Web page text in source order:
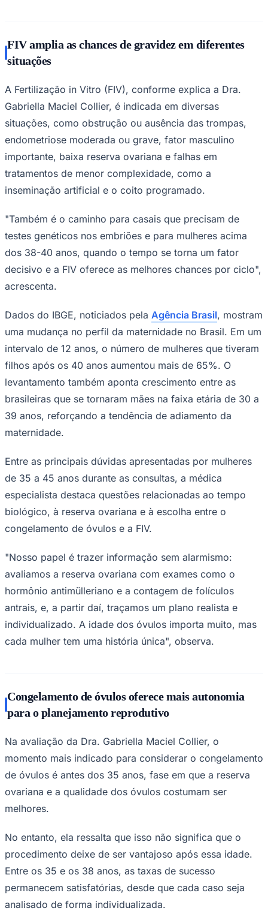
Corinthians
Palmeiras
FIV amplia as chances de gravidez em diferentes
situações
A Fertilização in Vitro (FIV), conforme explica a Dra.
Gabriella Maciel Collier, é indicada em diversas
situações, como obstrução ou ausência das trompas,
endometriose moderada ou grave, fator masculino
importante, baixa reserva ovariana e falhas em
tratamentos de menor complexidade, como a
inseminação artificial e o coito programado.
"Também é o caminho para casais que precisam de
testes genéticos nos embriões e para mulheres acima
dos 38-40 anos, quando o tempo se torna um fator
decisivo e a FIV oferece as melhores chances por ciclo",
acrescenta.
Dados do IBGE, noticiados pela Agência Brasil, mostram
uma mudança no perfil da maternidade no Brasil. Em um
intervalo de 12 anos, o número de mulheres que tiveram
filhos após os 40 anos aumentou mais de 65%. O
levantamento também aponta crescimento entre as
brasileiras que se tornaram mães na faixa etária de 30 a
39 anos, reforçando a tendência de adiamento da
maternidade.
Entre as principais dúvidas apresentadas por mulheres
de 35 a 45 anos durante as consultas, a médica
especialista destaca questões relacionadas ao tempo
biológico, à reserva ovariana e à escolha entre o
congelamento de óvulos e a FIV.
"Nosso papel é trazer informação sem alarmismo:
avaliamos a reserva ovariana com exames como o
hormônio antimülleriano e a contagem de folículos
antrais, e, a partir daí, traçamos um plano realista e
individualizado. A idade dos óvulos importa muito, mas
cada mulher tem uma história única", observa.
Congelamento de óvulos oferece mais autonomia
para o planejamento reprodutivo
Na avaliação da Dra. Gabriella Maciel Collier, o
momento mais indicado para considerar o congelamento
de óvulos é antes dos 35 anos, fase em que a reserva
ovariana e a qualidade dos óvulos costumam ser
melhores.
No entanto, ela ressalta que isso não significa que o
procedimento deixe de ser vantajoso após essa idade.
Entre os 35 e os 38 anos, as taxas de sucesso
permanecem satisfatórias, desde que cada caso seja
analisado de forma individualizada.